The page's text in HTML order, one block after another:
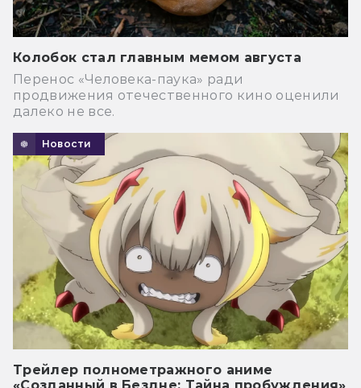
Колобок стал главным мемом августа
Перенос «Человека-паука» ради
продвижения отечественного кино оценили
далеко не все.
Новости
Трейлер полнометражного аниме
«Созданный в Бездне: Тайна пробуждения»